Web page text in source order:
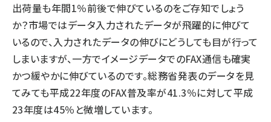
出荷量も年間1％前後で伸びているのをご存知でしょう
か？市場ではデータ入力されたデータが飛躍的に伸びて
いるので、入力されたデータの伸びにどうしても目が行って
しまいますが、一方でイメージデータでのFAX通信も確実
かつ緩やかに伸びているのです。総務省発表のデータを見
てみても平成22年度のFAX普及率が41.3％に対して平成
23年度は45％と微増しています。